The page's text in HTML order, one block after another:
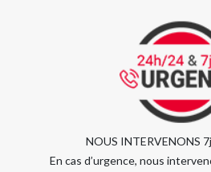
NOUS INTERVENONS
En cas d’urgence, nous